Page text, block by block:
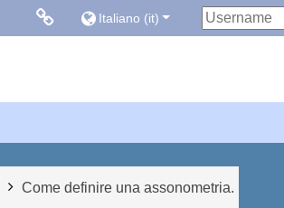
Links collegati
Blog Gasparini
Italiano ‎(it)‎
Come definire una assonometria.